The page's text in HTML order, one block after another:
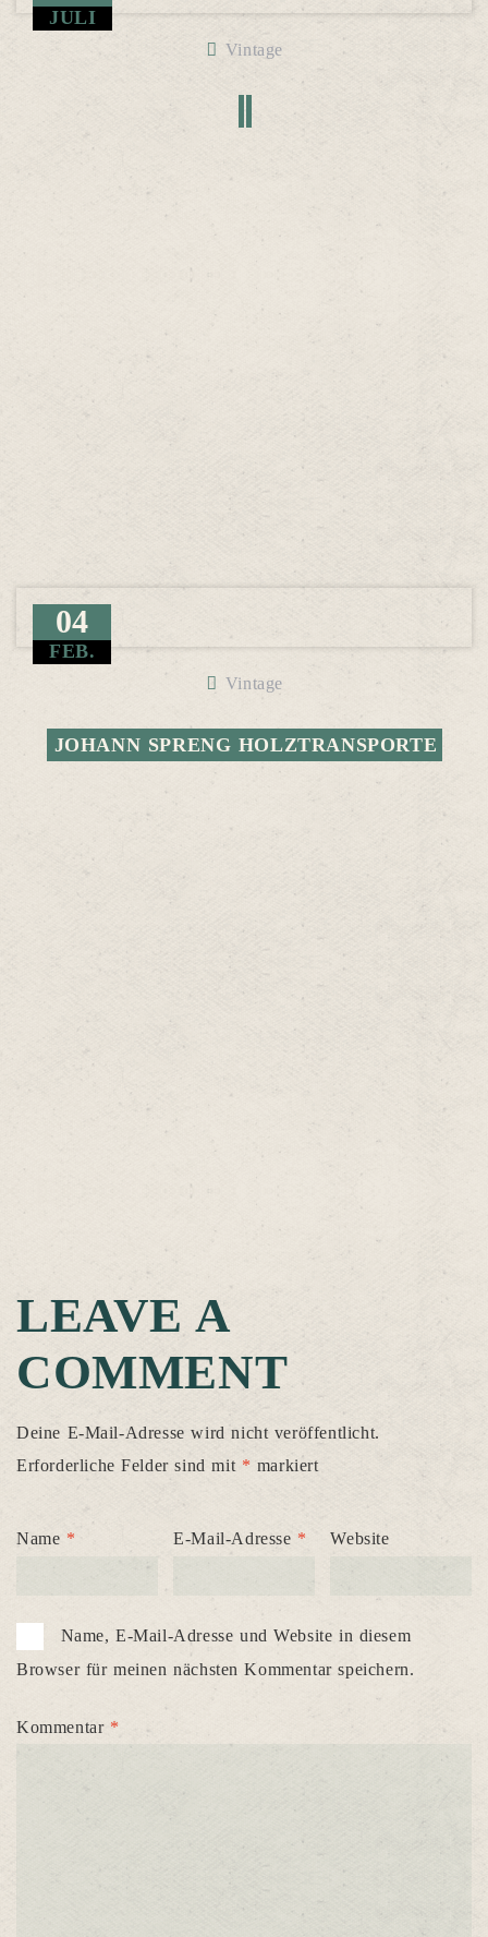
JULI
Vintage
04
FEB.
Vintage
JOHANN SPRENG HOLZTRANSPORTE
LEAVE A
COMMENT
Deine E-Mail-Adresse wird nicht veröffentlicht.
Erforderliche Felder sind mit * markiert
Name * E-Mail-Adresse * Website
Name, E-Mail-Adresse und Website in diesem
Browser für meinen nächsten Kommentar speichern.
Kommentar *